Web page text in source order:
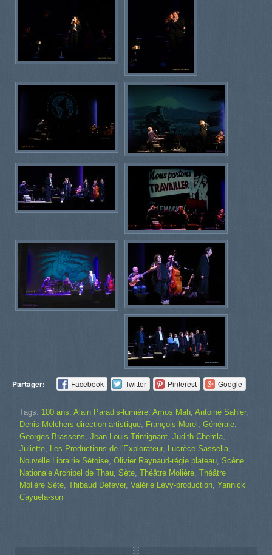
Partager: Facebook Twitter Pinterest Google
Tags: 100 ans Alain Paradis-lumière Amos Mah Antoine Sahler,
Denis Melchers-direction artistique
François Morel Générale
Georges Brassens Jean-Louis Trintignant Judith Chemla
Juliette
Les Productions de l'Explorateur, Lucrèce Sassella
Nouvelle Librairie Sétoise Olivier Raynaud-régie plateau Scène
Nationale Archipel de Thau Sète Théâtre Molière Théâtre
Molière Sète Thibaud Defever, Valérie Lévy-production Yannick
Cayuela-son